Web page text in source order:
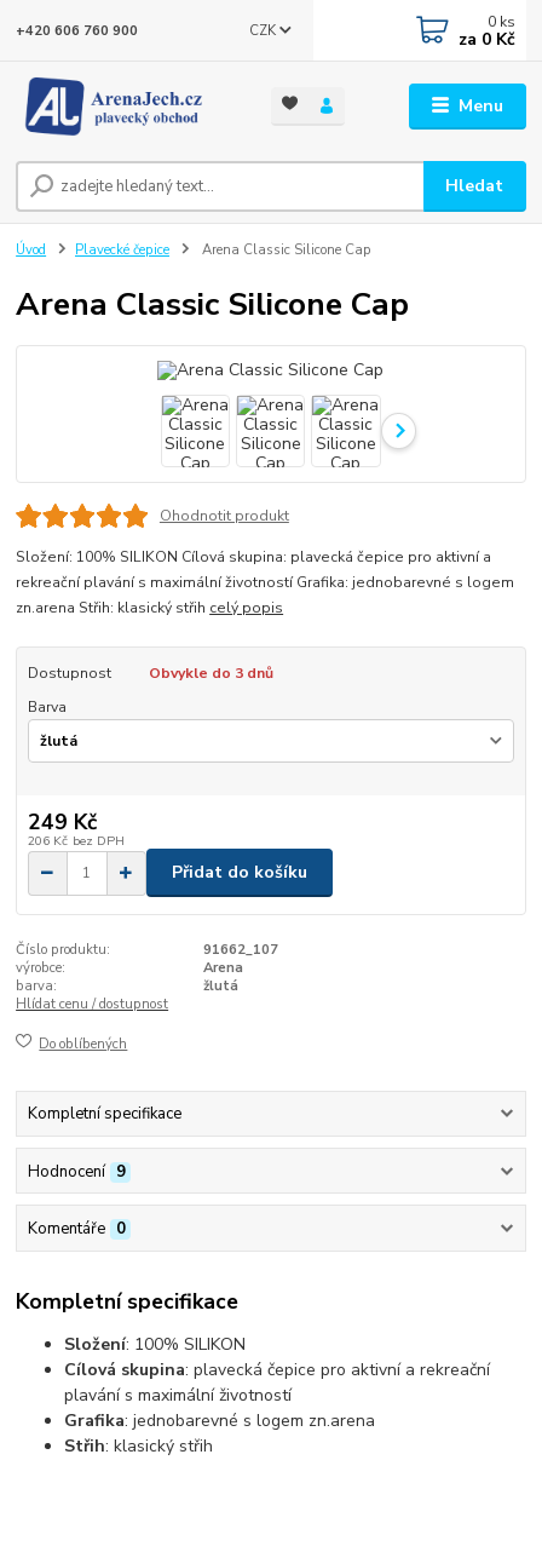
Menu
CZK
Hledat
+420 606 760 900 0 ks
za 0 Kč
Úvod Plavecké čepice Arena Classic Silicone Cap
Arena Classic Silicone Cap
Ohodnotit produkt
Složení: 100% SILIKON Cílová skupina: plavecká čepice pro aktivní a
rekreační plavání s maximální životností Grafika: jednobarevné s logem
zn.arena Střih: klasický střih celý popis
Dostupnost
Obvykle do 3 dnů
Barva
249 Kč
206 Kč bez DPH
Přidat do košíku
Číslo produktu:
91662_107
výrobce:
Arena
barva:
žlutá
Hlídat cenu / dostupnost
Do oblíbených
Kompletní specifikace
Hodnocení 9
Komentáře 0
Kompletní specifikace
Složení: 100% SILIKON
Cílová skupina: plavecká čepice pro aktivní a rekreační
plavání s maximální životností
Grafika: jednobarevné s logem zn.arena
Střih: klasický střih